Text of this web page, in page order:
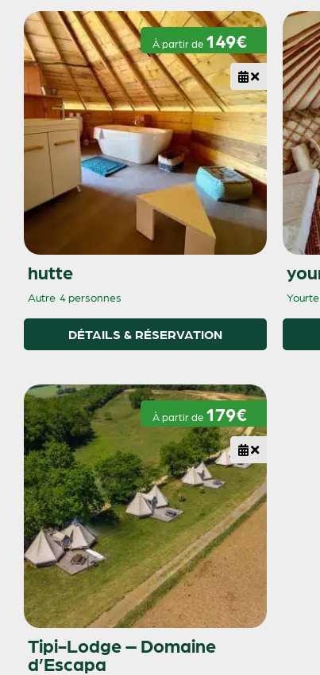
À partir de 149€
hutte
Autre 4 personnes
DÉTAILS & RÉSERVATION
Yourte
À partir de 179€
Tipi-Lodge – Domaine
d’Escapa